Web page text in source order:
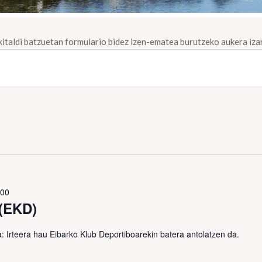
batzuetan formulario bidez izen-ematea burutzeko aukera
Irteera hau Eibarko Klub Deportiboarekin batera antolatzen da.